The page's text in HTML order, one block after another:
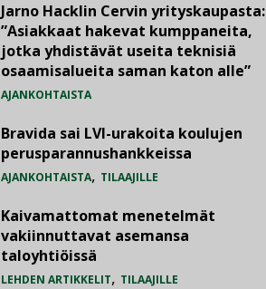
Jarno Hacklin Cervin yrityskaupasta:
”Asiakkaat hakevat kumppaneita,
jotka yhdistävät useita teknisiä
osaamisalueita saman katon alle”
AJANKOHTAISTA
Bravida sai LVI-urakoita koulujen
perusparannushankkeissa
AJANKOHTAISTA, TILAAJILLE
Kaivamattomat menetelmät
vakiinnuttavat asemansa
taloyhtiöissä
LEHDEN ARTIKKELIT, TILAAJILLE